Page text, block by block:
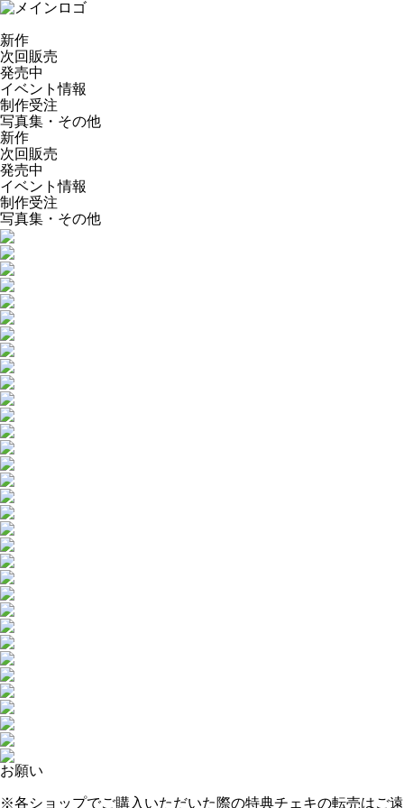
新作
次回販売
発売中
イベント情報
制作受注
写真集・その他
新作
次回販売
発売中
イベント情報
制作受注
写真集・その他
お願い
※各ショップでご購入いただいた際の特典チェキの転売はご遠